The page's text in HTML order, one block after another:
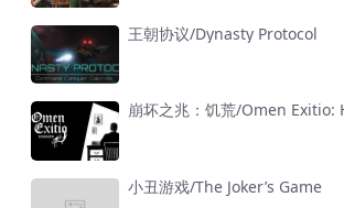
王朝协议/Dynasty Protocol
崩坏之兆：饥荒/Omen Exitio:
小丑游戏/The Joker’s Game